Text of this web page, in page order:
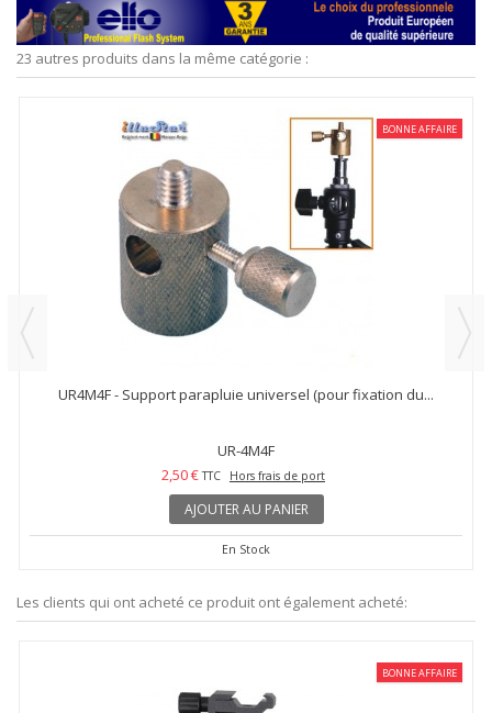
23 autres produits dans la même catégorie :
BONNE AFFAIRE
UR4M4F - Support parapluie universel (pour fixation du...
UR-4M4F
2,50 € TTC Hors frais de port
AJOUTER AU PANIER
En Stock
Les clients qui ont acheté ce produit ont également acheté:
BONNE AFFAIRE